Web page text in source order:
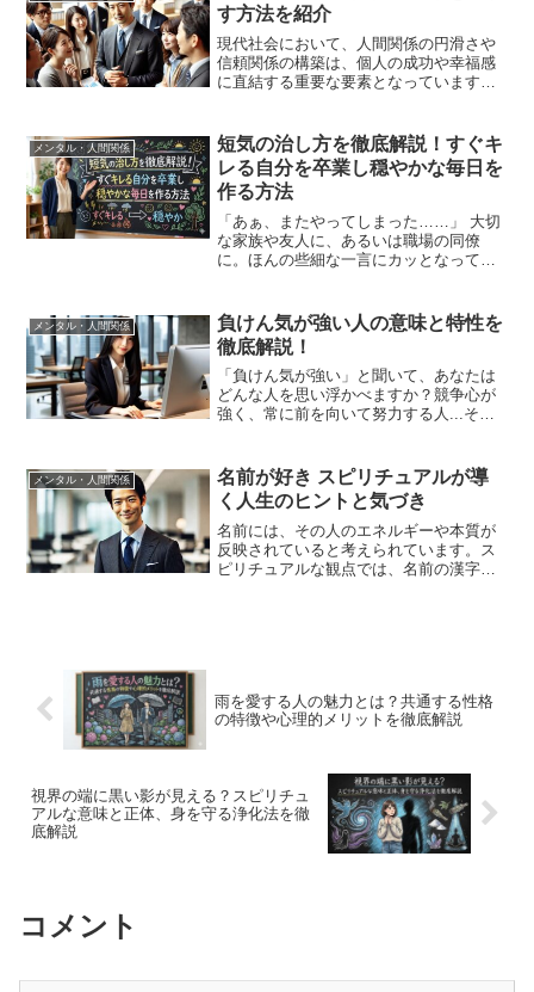
す方法を紹介
現代社会において、人間関係の円滑さや
信頼関係の構築は、個人の成功や幸福感
に直結する重要な要素となっています。
なります。義理人情とは、社会的な義務
感と人間的な思いやりをバ...
メンタル・人間関係
短気の治し方を徹底解説！すぐキ
レる自分を卒業し穏やかな毎日を
作る方法
「あぁ、またやってしまった……」 大切
な家族や友人に、あるいは職場の同僚
に。ほんの些細な一言にカッとなって、
を見て、後から押し寄せるのは、泥のよ
うな重い自己嫌悪。「どう...
メンタル・人間関係
負けん気が強い人の意味と特性を
徹底解説！
「負けん気が強い」と聞いて、あなたは
どんな人を思い浮かべますか？競争心が
強く、常に前を向いて努力する人...そう
「どう接したらいいのだろう」と悩むこ
ともあるでしょう。◆...
メンタル・人間関係
名前が好き スピリチュアルが導
く人生のヒントと気づき
名前には、その人のエネルギーや本質が
反映されていると考えられています。ス
ピリチュアルな観点では、名前の漢字や
雨を愛する人の魅力とは？共通する性格
の特徴や心理的メリットを徹底解説
視界の端に黒い影が見える？スピリチュ
アルな意味と正体、身を守る浄化法を徹
底解説
コメント